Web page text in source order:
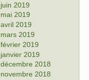
juin 2019
mai 2019
avril 2019
mars 2019
février 2019
janvier 2019
décembre 2018
novembre 2018